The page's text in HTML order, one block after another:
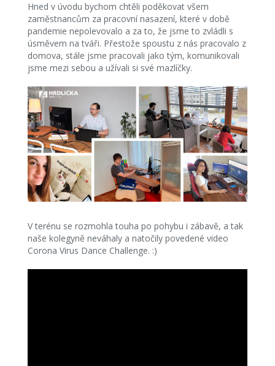
Hned v úvodu bychom chtěli poděkovat všem
zaměstnancům za pracovní nasazení, které v době
pandemie nepolevovalo a za to, že jsme to zvládli s
úsměvem na tváři. Přestože spoustu z nás pracovalo z
domova, stále jsme pracovali jako tým, komunikovali
jsme mezi sebou a užívali si své mazlíčky.
V terénu se rozmohla touha po pohybu i zábavě, a tak
naše kolegyně neváhaly a natočily povedené video
Corona Virus Dance Challenge. :)